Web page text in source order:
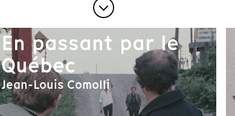
En passant par le
Québec
Jean-Louis Comolli